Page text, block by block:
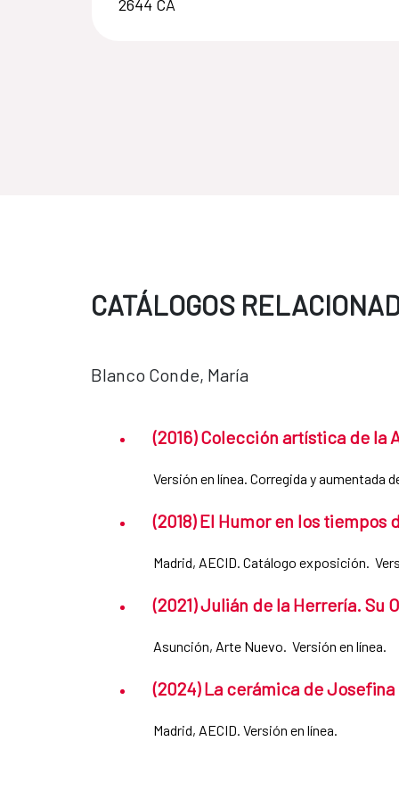
2644 CA
CATÁLOGOS
Blanco Conde, María
(2016) Colección artística de la
Versión en línea. Corregida y aumentada
(2018) El Humor en los tiempos
Madrid, AECID. Catálogo exposición.
(2021) Julián de la Herrería. Su
Asunción, Arte Nuevo. Versión en línea.
(2024) La cerámica de Josefina
Madrid, AECID. Versión en línea.